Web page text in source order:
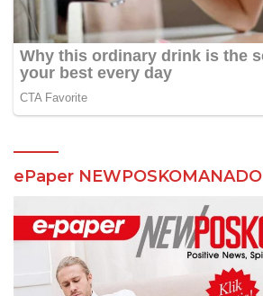
ePaper NEWPOSKOMANADO